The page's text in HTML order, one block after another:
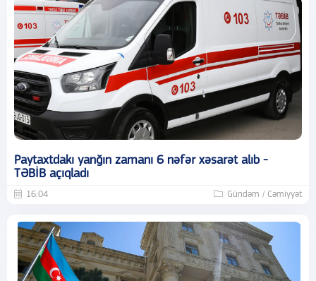
Paytaxtdakı yanğın zamanı 6 nəfər xəsarət alıb -
TƏBİB açıqladı
16:04 Gündəm / Cəmiyyət